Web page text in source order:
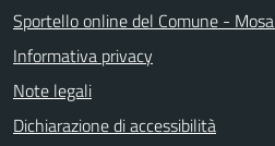
Sportello online del Comune -
Informativa privacy
Note legali
Dichiarazione di accessibilità